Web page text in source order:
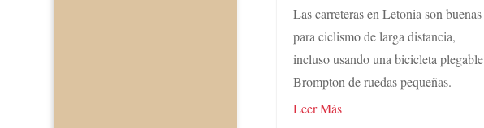
Las carreteras en Letonia son buenas
para ciclismo de larga distancia,
incluso usando una bicicleta plegable
Brompton de ruedas pequeñas.
Leer Más